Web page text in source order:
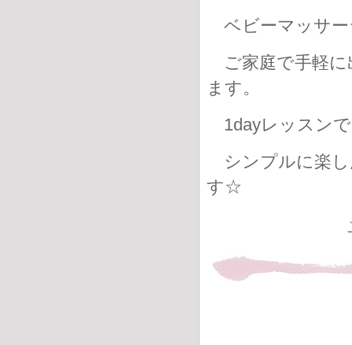
ベビーマッサー
ご家庭で手軽に
ます。
1dayレッスンで
シンプルに楽し
す☆